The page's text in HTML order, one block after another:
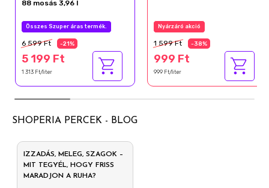
88 mosás 3,96 l
Összes Szuper áras termék.
6 599 Ft -21%
5 199 Ft
1 313 Ft/liter
Nyárzáró akció
1 599 Ft -38%
999 Ft
999 Ft/liter
SHOPERIA PERCEK - BLOG
IZZADÁS, MELEG, SZAGOK –
MIT TEGYÉL, HOGY FRISS
MARADJON A RUHA?